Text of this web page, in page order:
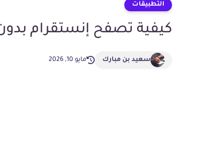
التطبيقات
كيفية تصفح إنستقرام
سعيد بن مبارك مايو 10, 2026